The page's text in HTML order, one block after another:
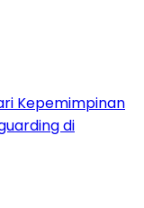
Kepemimpinan
di